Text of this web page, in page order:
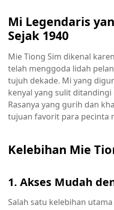
Mi Legendaris
Sejak 1940
Mie Tiong Sim dikenal
telah menggoda lidah
tujuh dekade. Mi yang
kenyal yang sulit
Rasanya yang gurih dan
tujuan favorit para pecinta
Kelebihan Mie
1. Akses Mudah
Salah satu kelebihan